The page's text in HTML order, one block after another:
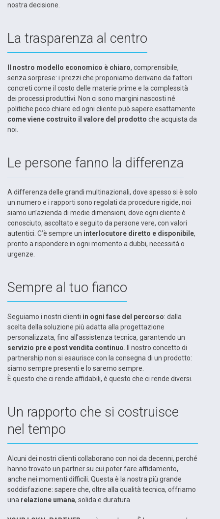
nostra decisione.
La trasparenza al centro
Il nostro modello economico è chiaro, comprensibile,
senza sorprese: i prezzi che proponiamo derivano da fattori
concreti come il costo delle materie prime e la complessità
dei processi produttivi. Non ci sono margini nascosti né
politiche poco chiare ed ogni cliente può sapere esattamente
come viene costruito il valore del prodotto che acquista da
noi.
Le persone fanno la differenza
A differenza delle grandi multinazionali, dove spesso si è solo
un numero e i rapporti sono regolati da procedure rigide, noi
siamo un’azienda di medie dimensioni, dove ogni cliente è
conosciuto, ascoltato e seguito da persone vere, con valori
autentici. C’è sempre un interlocutore diretto e disponibile,
pronto a rispondere in ogni momento a dubbi, necessità o
urgenze.
Sempre al tuo fianco
Seguiamo i nostri clienti in ogni fase del percorso: dalla
scelta della soluzione più adatta alla progettazione
personalizzata, fino all’assistenza tecnica, garantendo un
servizio pre e post vendita continuo . Il nostro concetto di
partnership non si esaurisce con la consegna di un prodotto:
siamo sempre presenti e lo saremo sempre.
È questo che ci rende affidabili, è questo che ci rende diversi.
Un rapporto che si costruisce
nel tempo
Alcuni dei nostri clienti collaborano con noi da decenni, perché
hanno trovato un partner su cui poter fare affidamento,
anche nei momenti difficili. Questa è la nostra più grande
soddisfazione: sapere che, oltre alla qualità tecnica, offriamo
una relazione umana, solida e duratura.